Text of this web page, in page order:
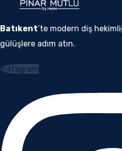
Batıkent’te modern diş
gülüşlere adım atın.
Instagram